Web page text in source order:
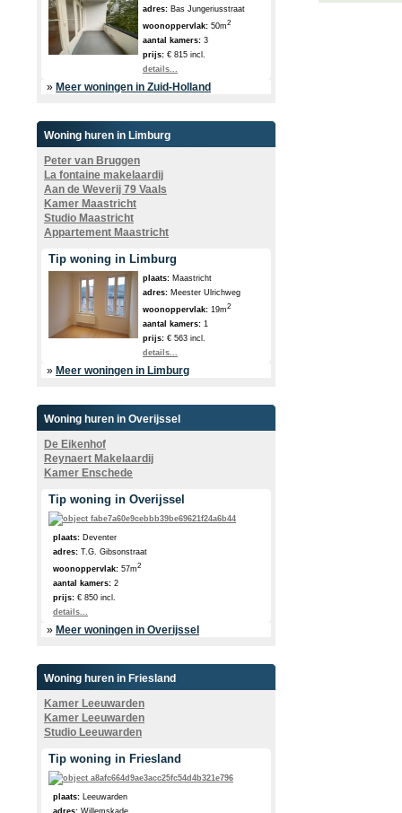
adres: Bas Jungeriusstraat
woonoppervlak: 50m2
aantal kamers: 3
prijs: € 815 incl.
details...
» Meer woningen in Zuid-Holland
Woning huren in Limburg
Peter van Bruggen
La fontaine makelaardij
Aan de Weverij 79 Vaals
Kamer Maastricht
Studio Maastricht
Appartement Maastricht
Tip woning in Limburg
plaats: Maastricht
adres: Meester Ulrichweg
woonoppervlak: 19m2
aantal kamers: 1
prijs: € 563 incl.
details...
» Meer woningen in Limburg
Woning huren in Overijssel
De Eikenhof
Reynaert Makelaardij
Kamer Enschede
Tip woning in Overijssel
plaats: Deventer
adres: T.G. Gibsonstraat
woonoppervlak: 57m2
aantal kamers: 2
prijs: € 850 incl.
details...
» Meer woningen in Overijssel
Woning huren in Friesland
Kamer Leeuwarden
Kamer Leeuwarden
Studio Leeuwarden
Tip woning in Friesland
plaats: Leeuwarden